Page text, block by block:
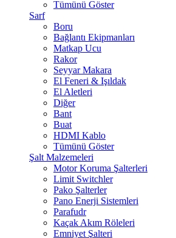
Tümünü Göster
Sarf
Boru
Bağlantı Ekipmanları
Matkap Ucu
Rakor
Seyyar Makara
El Feneri & Işıldak
El Aletleri
Diğer
Bant
Buat
HDMI Kablo
Tümünü Göster
Şalt Malzemeleri
Motor Koruma Şalterleri
Limit Switchler
Pako Şalterler
Pano Enerji Sistemleri
Parafudr
Kaçak Akım Röleleri
Emniyet Şalteri